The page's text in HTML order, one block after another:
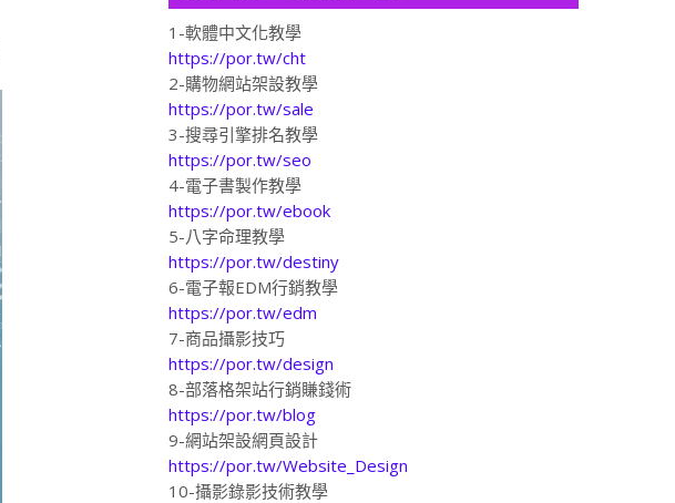
1-軟體中文化教學
https://por.tw/cht
2-購物網站架設教學
https://por.tw/sale
3-搜尋引擎排名教學
https://por.tw/seo
4-電子書製作教學
https://por.tw/ebook
5-八字命理教學
https://por.tw/destiny
6-電子報EDM行銷教學
https://por.tw/edm
7-商品攝影技巧
https://por.tw/design
8-部落格架站行銷賺錢術
https://por.tw/blog
9-網站架設網頁設計
https://por.tw/Website_Design
10-攝影錄影技術教學